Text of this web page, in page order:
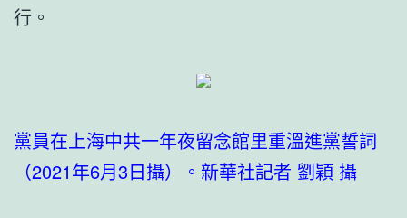
行。
黨員在上海中共一年夜留念館里重溫進黨誓詞
（2021年6月3日攝）。新華社記者 劉穎 攝